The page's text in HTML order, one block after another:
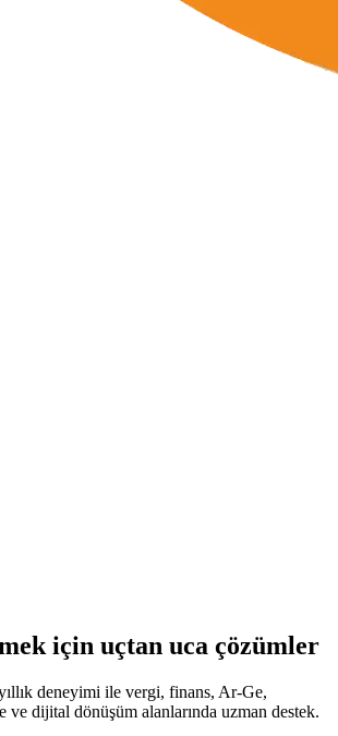
için uçtan uca çözümler
deneyimi ile vergi, finans, Ar-Ge,
ve dijital dönüşüm alanlarında uzman destek.